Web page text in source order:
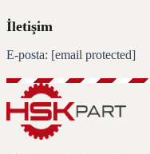
İletişim
E-posta: [email protected]